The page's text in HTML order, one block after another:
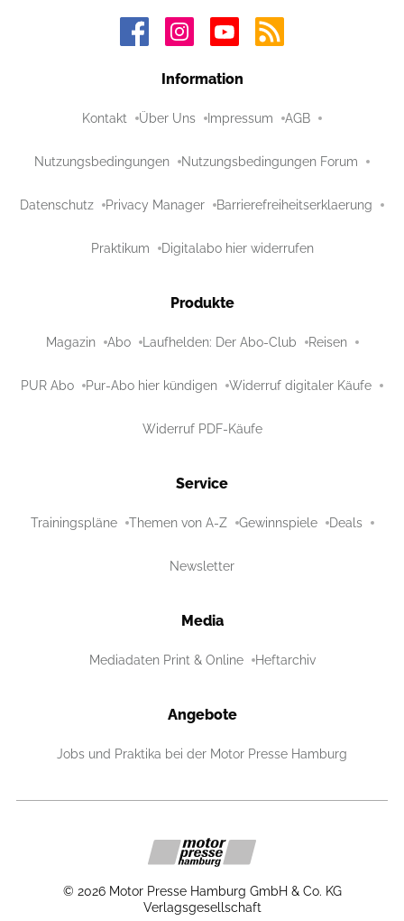
Information
Kontakt Über Uns Impressum AGB
Nutzungsbedingungen Nutzungsbedingungen Forum
Datenschutz Privacy Manager Barrierefreiheitserklaerung
Praktikum Digitalabo hier widerrufen
Produkte
Magazin Abo Laufhelden: Der Abo-Club Reisen
PUR Abo Pur-Abo hier kündigen Widerruf digitaler Käufe
Widerruf PDF-Käufe
Service
Trainingspläne Themen von A-Z Gewinnspiele Deals
Newsletter
Media
Mediadaten Print & Online Heftarchiv
Angebote
Jobs und Praktika bei der Motor Presse Hamburg
© 2026 Motor Presse Hamburg GmbH & Co. KG
Verlagsgesellschaft